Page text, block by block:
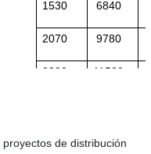
1530 6840
2070 9780
2380 11500
3240 16300
proyectos de distribución